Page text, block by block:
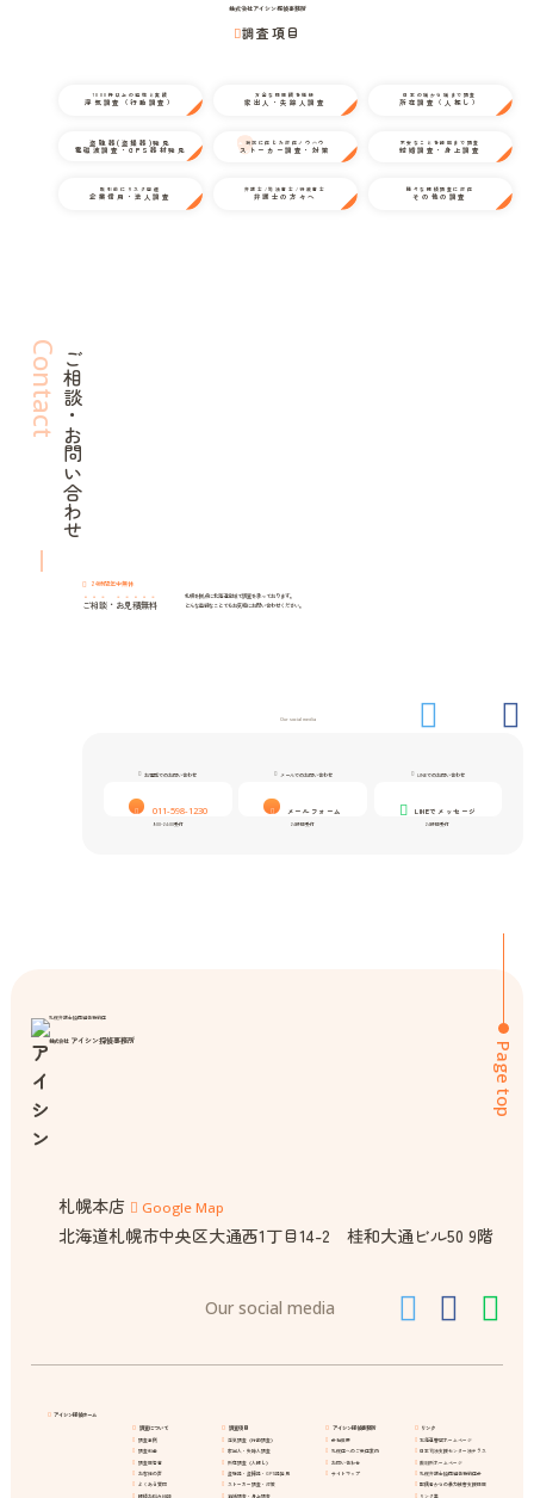
株式会社アイシン探偵事務所
調査項目
1000件以上の経験と実績
浮気調査（行動調査）
万全な情報網を駆使
家出人・失踪人調査
日本の端から端まで調査
所在調査（人探し）
盗聴器(盗撮器)発見
電磁波調査・GPS器材発見
状況に応じた対応ノウハウ
ストーカー調査・対策
不安なことを細部まで調査
結婚調査・身上調査
取引前にリスク回避
企業信用・法人調査
弁護士/司法書士/行政書士
弁護士の方々へ
様々な探偵調査に対応
その他の調査
ご相談・お問い合わせ
Contact
24時間年中無休
ご相談 ・ お見積無料
札幌を拠点に北海道全域で調査を承っております。
どんな些細なことでもお気軽にお問い合わせください。
Our social media
お電話でのお問い合わせ
011-598-1230
9:00-24:00受付
メールでのお問い合わせ
メールフォーム
24時間受付
LINEでのお問い合わせ
LINEでメッセージ
24時間受付
Page top
札幌弁護士協同組合特約店
株式会社 アイシン探偵事務所
札幌本店 Google Map
北海道札幌市中央区大通西1丁目14-2 桂和大通ビル50 9階
Our social media
アイシン探偵ホーム
調査について
調査事例
調査料金
調査報告書
お客様の声
よくある質問
探偵お悩み相談
調査項目
浮気調査（行動調査）
家出人・失踪人調査
所在調査（人探し）
盗聴器・盗撮器・GPS器発見
ストーカー調査・対策
結婚調査・身上調査
アイシン探偵事務所
会社概要
札幌店へのご来店案内
お問い合わせ
サイトマップ
リンク
北海道警察ホームページ
日本司法支援センター法テラス
裁判所ホームページ
札幌弁護士協同組合特約店会
配偶者からの暴力被害支援情報
リンク集